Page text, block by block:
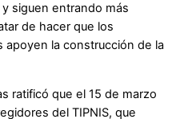
siguen entrando más
de hacer que los
apoyen la construcción de la
ratificó que el 15 de marzo
del TIPNIS, que